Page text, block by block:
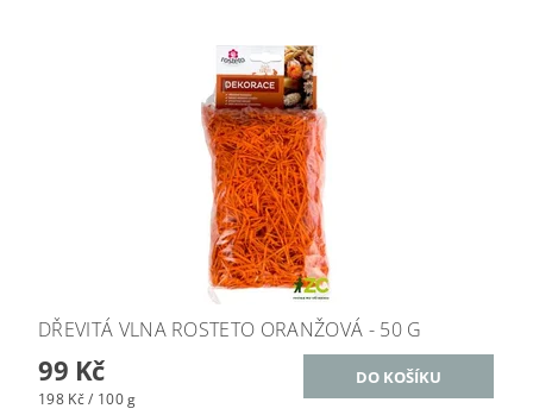
DŘEVITÁ VLNA ROSTETO ORANŽOVÁ - 50 G
99 Kč
198 Kč / 100 g